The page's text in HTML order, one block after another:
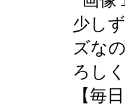
少し
ズな
ろし
【毎